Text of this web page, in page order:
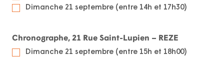
Dimanche 21 septembre (entre 14h et 17h30)
Chronographe, 21 Rue Saint-Lupien – REZE
Dimanche 21 septembre (entre 15h et 18h00)